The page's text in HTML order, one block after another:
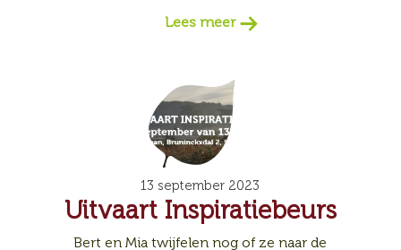
Lees meer
13 september 2023
Uitvaart Inspiratiebeurs
Bert en Mia twijfelen nog of ze naar de